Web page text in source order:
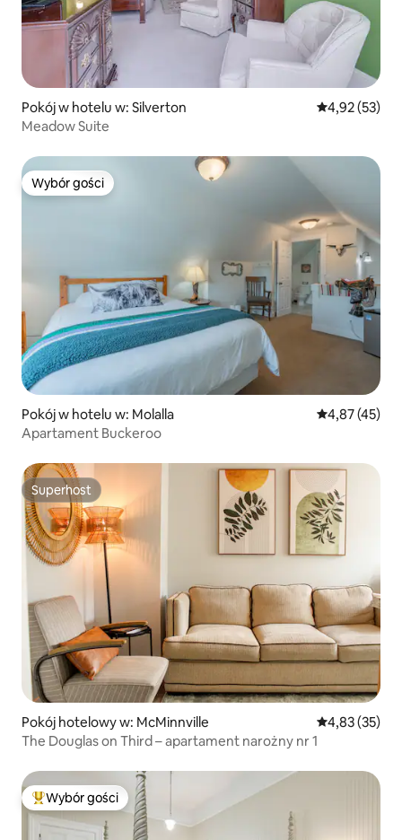
Pokój w hotelu w: Silverton Średnia
4,92 (53)
Meadow Suite
Wybór gości
Wybór gości
Pokój w hotelu w: Molalla Średnia
4,87 (45)
Apartament Buckeroo
Superhost
Superhost
Pokój hotelowy w: McMinnville Średnia
4,83 (35)
The Douglas on Third – apartament narożny nr 1
Najpopularniejsze z kategorii Wybór gości
Wybór gości